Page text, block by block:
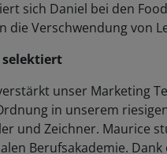
die Verschwendung von
unser Marketing
in unserem
und Zeichner. Maurice
Berufsakademie.